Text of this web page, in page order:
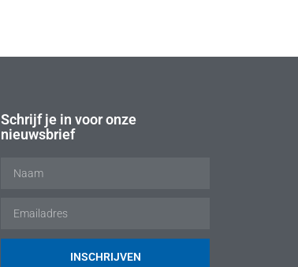
Schrijf je in voor onze
nieuwsbrief
INSCHRIJVEN